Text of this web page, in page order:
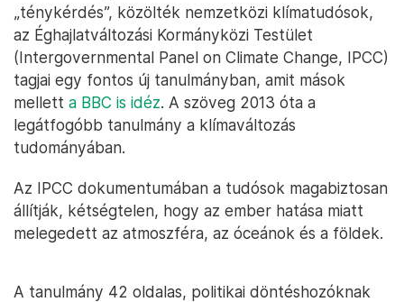
„ténykérdés”, közölték nemzetközi klímatudósok,
az Éghajlatváltozási Kormányközi Testület
(Intergovernmental Panel on Climate Change, IPCC)
tagjai egy fontos új tanulmányban, amit mások
mellett a BBC is idéz. A szöveg 2013 óta a
legátfogóbb tanulmány a klímaváltozás
tudományában.
Az IPCC dokumentumában a tudósok magabiztosan
állítják, kétségtelen, hogy az ember hatása miatt
melegedett az atmoszféra, az óceánok és a földek.
A tanulmány 42 oldalas, politikai döntéshozóknak